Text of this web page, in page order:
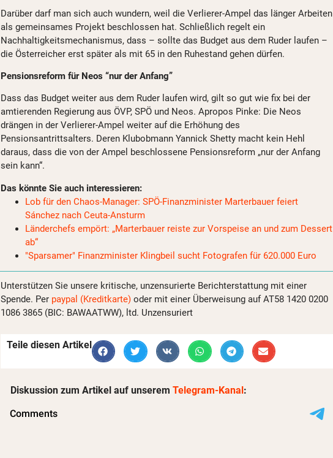
Darüber darf man sich auch wundern, weil die Verlierer-Ampel das länger Arbeiten
als gemeinsames Projekt beschlossen hat. Schließlich regelt ein
Nachhaltigkeitsmechanismus, dass – sollte das Budget aus dem Ruder laufen –
die Österreicher erst später als mit 65 in den Ruhestand gehen dürfen.
Pensionsreform für Neos “nur der Anfang”
Dass das Budget weiter aus dem Ruder laufen wird, gilt so gut wie fix bei der
amtierenden Regierung aus ÖVP, SPÖ und Neos. Apropos Pinke: Die Neos
drängen in der Verlierer-Ampel weiter auf die Erhöhung des
Pensionsantrittsalters. Deren Klubobmann Yannick Shetty macht kein Hehl
daraus, dass die von der Ampel beschlossene Pensionsreform „nur der Anfang
sein kann“.
Das könnte Sie auch interessieren:
Lob für den Chaos-Manager: SPÖ-Finanzminister Marterbauer feiert
Sánchez nach Ceuta-Ansturm
Länderchefs empört: „Marterbauer reiste zur Vorspeise an und zum Dessert
ab“
"Sparsamer" Finanzminister Klingbeil sucht Fotografen für 620.000 Euro
Unterstützen Sie unsere kritische, unzensurierte Berichterstattung mit einer
Spende. Per paypal (Kreditkarte) oder mit einer Überweisung auf AT58 1420 0200
1086 3865 (BIC: BAWAATWW), ltd. Unzensuriert
Teile diesen Artikel
Diskussion zum Artikel auf unserem Telegram-Kanal: